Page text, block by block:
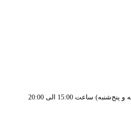
ساعت 15:00 الی 20:00